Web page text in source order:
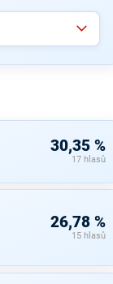
30,35 %
17 hlasů
26,78 %
15 hlasů